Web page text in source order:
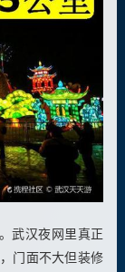
武汉夜网里真正
门面不大但装修